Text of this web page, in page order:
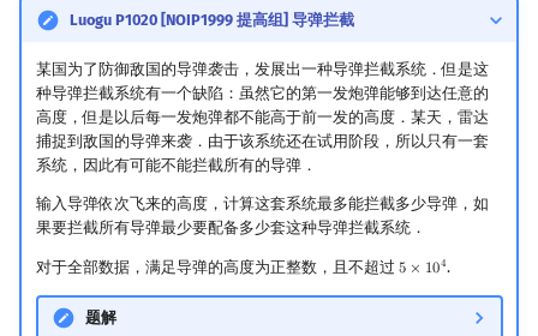
Luogu P1020 [NOIP1999 提高组] 导弹拦截
某国为了防御敌国的导弹袭击，发展出一种导弹拦截系统．但是这
种导弹拦截系统有一个缺陷：虽然它的第一发炮弹能够到达任意的
高度，但是以后每一发炮弹都不能高于前一发的高度．某天，雷达
捕捉到敌国的导弹来袭．由于该系统还在试用阶段，所以只有一套
系统，因此有可能不能拦截所有的导弹．
输入导弹依次飞来的高度，计算这套系统最多能拦截多少导弹，如
果要拦截所有导弹最少要配备多少套这种导弹拦截系统．
对于全部数据，满足导弹的高度为正整数，且不超过 5 × 104
5×104 .
题解